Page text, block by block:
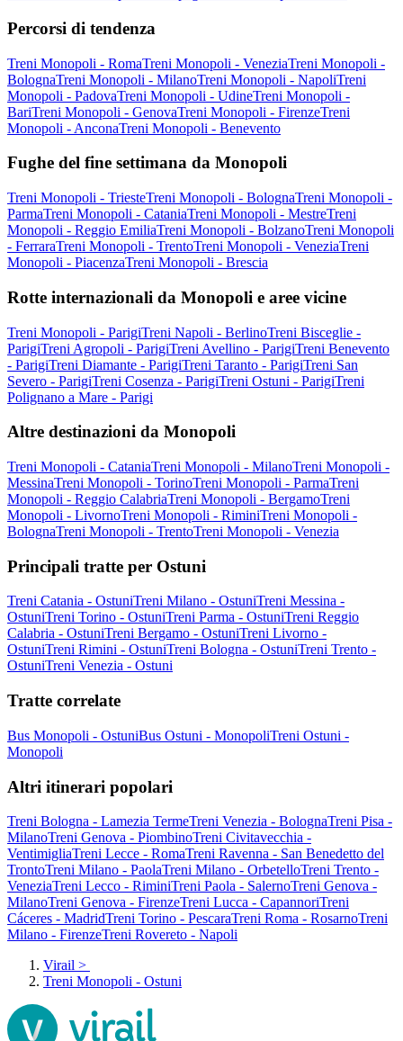
Percorsi di tendenza
Treni Monopoli - RomaTreni Monopoli - VeneziaTreni Monopoli -
BolognaTreni Monopoli - MilanoTreni Monopoli - NapoliTreni
Monopoli - PadovaTreni Monopoli - UdineTreni Monopoli -
BariTreni Monopoli - GenovaTreni Monopoli - FirenzeTreni
Monopoli - AnconaTreni Monopoli - Benevento
Fughe del fine settimana da Monopoli
Treni Monopoli - TriesteTreni Monopoli - BolognaTreni Monopoli -
ParmaTreni Monopoli - CataniaTreni Monopoli - MestreTreni
Monopoli - Reggio EmiliaTreni Monopoli - BolzanoTreni Monopoli
- FerraraTreni Monopoli - TrentoTreni Monopoli - VeneziaTreni
Monopoli - PiacenzaTreni Monopoli - Brescia
Rotte internazionali da Monopoli e aree vicine
Treni Monopoli - ParigiTreni Napoli - BerlinoTreni Bisceglie -
ParigiTreni Agropoli - ParigiTreni Avellino - ParigiTreni Benevento
- ParigiTreni Diamante - ParigiTreni Taranto - ParigiTreni San
Severo - ParigiTreni Cosenza - ParigiTreni Ostuni - ParigiTreni
Polignano a Mare - Parigi
Altre destinazioni da Monopoli
Treni Monopoli - CataniaTreni Monopoli - MilanoTreni Monopoli -
MessinaTreni Monopoli - TorinoTreni Monopoli - ParmaTreni
Monopoli - Reggio CalabriaTreni Monopoli - BergamoTreni
Monopoli - LivornoTreni Monopoli - RiminiTreni Monopoli -
BolognaTreni Monopoli - TrentoTreni Monopoli - Venezia
Principali tratte per Ostuni
Treni Catania - OstuniTreni Milano - OstuniTreni Messina -
OstuniTreni Torino - OstuniTreni Parma - OstuniTreni Reggio
Calabria - OstuniTreni Bergamo - OstuniTreni Livorno -
OstuniTreni Rimini - OstuniTreni Bologna - OstuniTreni Trento -
OstuniTreni Venezia - Ostuni
Tratte correlate
Bus Monopoli - OstuniBus Ostuni - MonopoliTreni Ostuni -
Monopoli
Altri itinerari popolari
Treni Bologna - Lamezia TermeTreni Venezia - BolognaTreni Pisa -
MilanoTreni Genova - PiombinoTreni Civitavecchia -
VentimigliaTreni Lecce - RomaTreni Ravenna - San Benedetto del
TrontoTreni Milano - PaolaTreni Milano - OrbetelloTreni Trento -
VeneziaTreni Lecco - RiminiTreni Paola - SalernoTreni Genova -
MilanoTreni Genova - FirenzeTreni Lucca - CapannoriTreni
Cáceres - MadridTreni Torino - PescaraTreni Roma - RosarnoTreni
Milano - FirenzeTreni Rovereto - Napoli
Virail >
Treni Monopoli - Ostuni